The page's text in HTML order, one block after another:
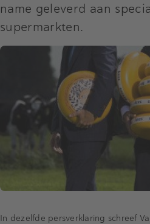
name geleverd aan
supermarkten.
In dezelfde persverklaring schreef